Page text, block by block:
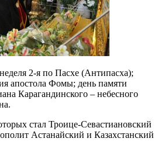
2-я по Пасхе (Антипасха);
апостола Фомы; день памяти
Карагандинского – небесного
стал Троице-Севастиановский
Астанайский и Казахстанский